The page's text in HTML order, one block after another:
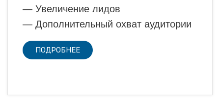
— Увеличение лидов
— Дополнительный охват аудитории
ПОДРОБНЕЕ